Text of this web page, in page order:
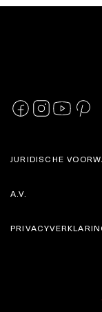
JURIDISCHE
A.V.